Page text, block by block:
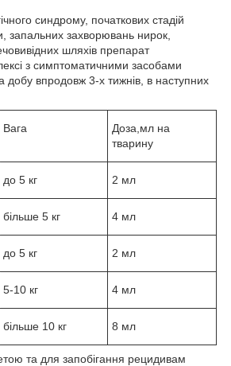
синдрому, початкових стадій
запальних захворювань нирок,
шляхів препарат
з симптоматичними засобами
добу впродовж 3-х тижнів, в наступних
Вага
Доза,мл на
тварину
до 5 кг 2 мл
більше 5 кг 4 мл
до 5 кг 2 мл
5-10 кг 4 мл
більше 10 кг 8 мл
та для запобігання рецидивам